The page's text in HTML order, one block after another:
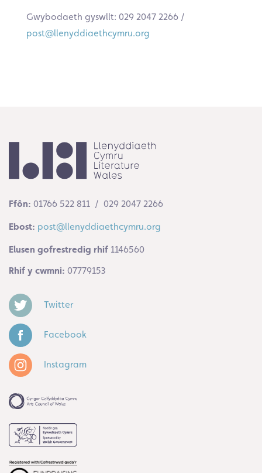
Gwybodaeth gyswllt: 029 2047 2266 /
post@llenyddiaethcymru.org
Ffôn: 01766 522 811 / 029 2047 2266
Ebost: post@llenyddiaethcymru.org
Elusen gofrestredig rhif 1146560
Rhif y cwmni: 07779153
Twitter
Facebook
Instagram